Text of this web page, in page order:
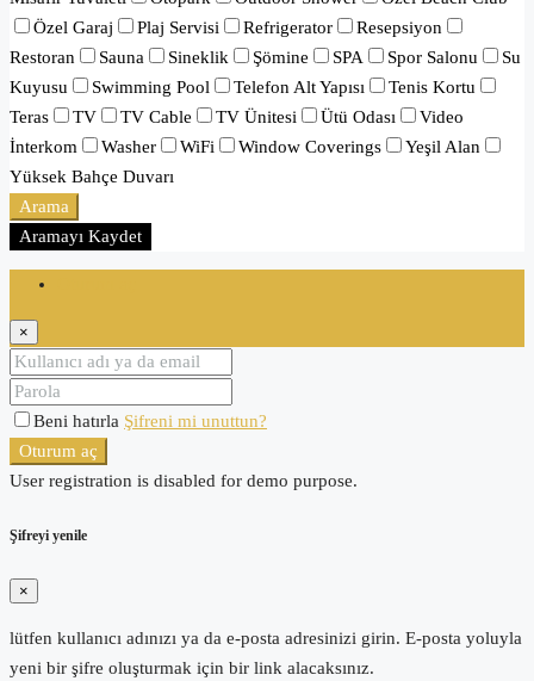
Özel Garaj
Plaj Servisi Refrigerator
Resepsiyon
Restoran
Sauna Sineklik Şömine SPA Spor Salonu
Su
Kuyusu
Swimming Pool Telefon Alt Yapısı
Tenis Kortu
Teras
TV TV Cable TV Ünitesi Ütü Odası
Video
İnterkom
Washer WiFi Window Coverings
Yeşil Alan
Yüksek Bahçe Duvarı
Arama
Aramayı Kaydet
×
Beni hatırla Şifreni mi unuttun?
Oturum aç
User registration is disabled for demo purpose.
Şifreyi yenile
×
lütfen kullanıcı adınızı ya da e-posta adresinizi girin. E-posta yoluyla
yeni bir şifre oluşturmak için bir link alacaksınız.